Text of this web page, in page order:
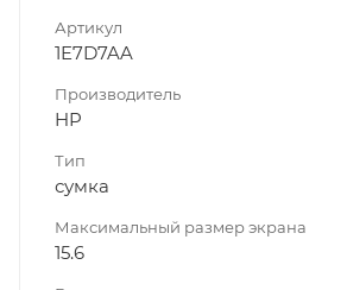
Артикул
1E7D7AA
Производитель
HP
Тип
сумка
Максимальный размер экрана
15.6